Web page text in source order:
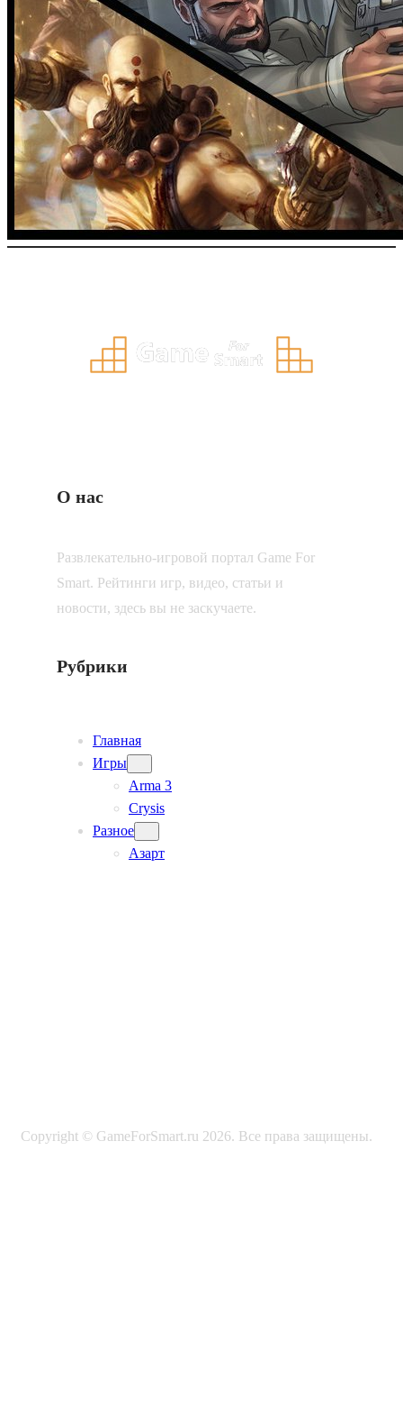
О нас
Развлекательно-игровой портал Game For
Smart. Рейтинги игр, видео, статьи и
новости, здесь вы не заскучаете.
Рубрики
Главная
Игры
Arma 3
Crysis
Разное
Азарт
Copyright © GameForSmart.ru 2026. Все права защищены.